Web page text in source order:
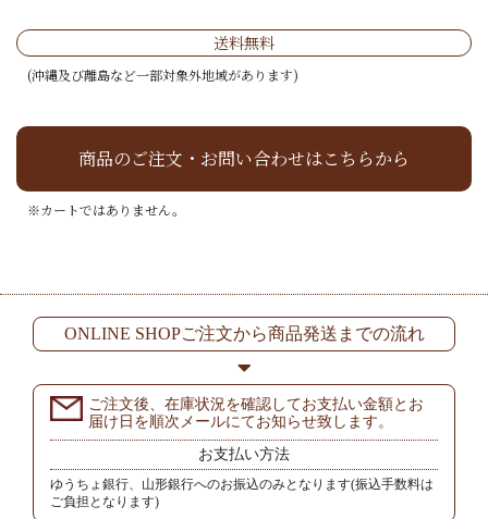
送料無料
(沖縄及び離島など一部対象外地域があります)
商品のご注文・お問い合わせはこちらから
※カートではありません。
ONLINE SHOPご注文から商品発送までの流れ
ご注文後、在庫状況を確認してお支払い金額とお
届け日を順次メールにてお知らせ致します。
お支払い方法
ゆうちょ銀行、山形銀行へのお振込のみとなります(振込手数料は
ご負担となります)